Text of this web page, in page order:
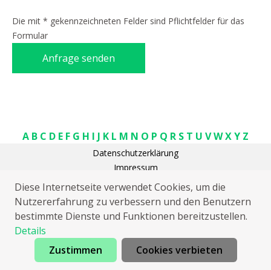
Die mit * gekennzeichneten Felder sind Pflichtfelder für das
Formular
Anfrage senden
A B C D E F G H I J K L M N O P Q R S T U VWXY Z
Datenschutzerklärung
Impressum
Heizungsnotdienst Clenze Granstedt
Kammerjäger Clenze Granstedt
Klempner Clenze Granstedt
Jetzt anrufen
Diese Internetseite verwendet Cookies, um die
Nutzererfahrung zu verbessern und den Benutzern
bestimmte Dienste und Funktionen bereitzustellen.
Details
Zustimmen
Cookies verbieten